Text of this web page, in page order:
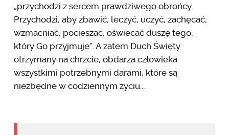
„przychodzi z sercem prawdziwego obrońcy.
Przychodzi, aby zbawić, leczyć, uczyć, zachęcać,
wzmacniać, pocieszać, oświecać duszę tego,
który Go przyjmuje”. A zatem Duch Święty
otrzymany na chrzcie, obdarza człowieka
wszystkimi potrzebnymi darami, które są
niezbędne w codziennym życiu...